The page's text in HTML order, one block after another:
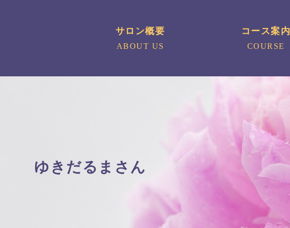
サロン概要
ABOUT US
コース案内
COURSE
ゆきだるまさん